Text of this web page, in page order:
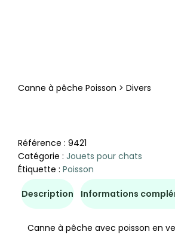
Canne à pêche Poisson > Divers
Référence : 9421
Catégorie : Jouets pour chats
Étiquette : Poisson
Description Informations
Canne à pêche avec poisson en